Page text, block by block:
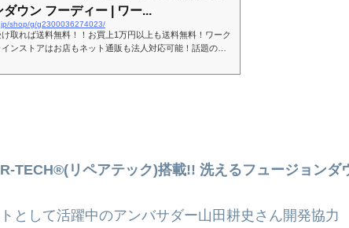
ダウン フーディー | ワー...
shop/g/g2300036274023/
取れば送料無料！！お買上1万円以上も送料無料！ワーク
ンストアはお店もネット通販も法人対応可能！話題のア
)洗えるフュージョンダウン フーディー(Ｍ ブラック)
TECH®(リペアテック)搭載!! 洗えるフュージョンダ
として活躍中のアンバサダー山田耕史さん開発協力